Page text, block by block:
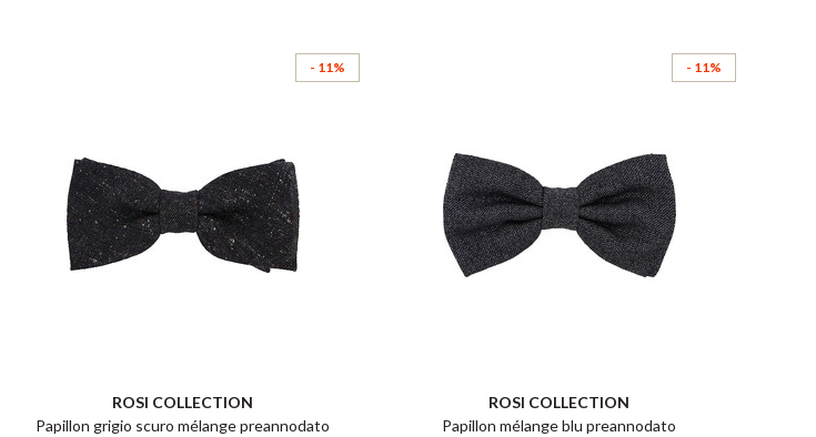
- 11%
ROSI COLLECTION
Papillon grigio scuro mélange preannodato
- 11%
ROSI COLLECTION
Papillon mélange blu preannodato